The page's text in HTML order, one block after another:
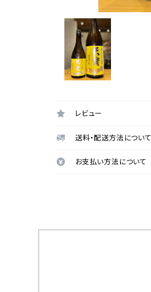
レビュー
送料・配送方法について
お支払い方法について